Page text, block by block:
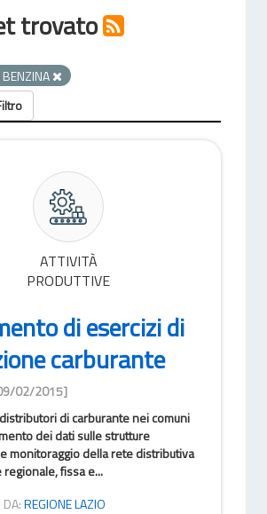
trovato
ATTIVITÀ
PRODUTTIVE
di esercizi di
carburante
09/02/2015]
di carburante nei comuni
dei dati sulle strutture
monitoraggio della rete distributiva
regionale, fissa e...
REGIONE LAZIO